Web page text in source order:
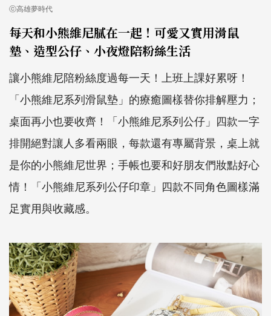
ⓒ高雄夢時代
每天和小熊維尼膩在一起！可愛又實用滑鼠
墊、造型公仔、小夜燈陪粉絲生活
讓小熊維尼陪粉絲度過每一天！上班上課好累呀！
「小熊維尼系列滑鼠墊」的療癒圖樣替你排解壓力；
桌面再小也要收齊！「小熊維尼系列公仔」四款一字
排開絕對讓人多看兩眼，每款還有專屬背景，桌上就
是你的小熊維尼世界；手帳也要和好朋友們妝點好心
情！「小熊維尼系列公仔印章」四款不同角色圖樣滿
足實用與收藏感。